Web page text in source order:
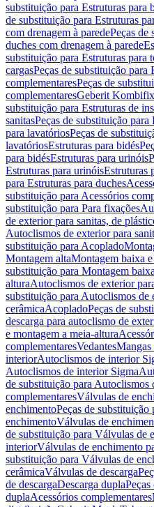
substituição para Estruturas para
de substituição para Estruturas
com drenagem à paredePeças de
duches com drenagem à parede
substituição para Estruturas para
cargasPeças de substituição para
complementaresPeças de
complementaresGeberit Kombifix
substituição para Estruturas de
sanitasPeças de substituição para
para lavatóriosPeças de
lavatóriosEstruturas para bidés
para bidésEstruturas para urinóis
Estruturas para urinóisEstruturas
para Estruturas para duches
substituição para Acessórios
substituição para Para fixações
de exterior para sanitas, de
Autoclismos de exterior para
substituição para Acoplado
Montagem altaMontagem baixa
substituição para Montagem
alturaAutoclismos de exterior
substituição para Autoclismos de
cerâmicaAcopladoPeças de
descarga para autoclismo de
e montagem a meia-altura
complementaresVedantesMangas
interiorAutoclismos de interior
Autoclismos de interior Sigma
de substituição para Autoclismos
complementaresVálvulas de
enchimentoPeças de
enchimentoVálvulas de
de substituição para Válvulas de
interiorVálvulas de enchimento
substituição para Válvulas de
cerâmicaVálvulas de descarga
de descargaDescarga dupla
duplaAcessórios complementares